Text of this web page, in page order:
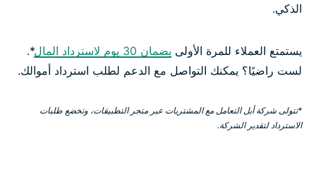
الذكي.
يستمتع العملاء للمرة الأولى بضمان 30 يوم لاسترداد المال
*.
لست راضيًا؟ يمكنك التواصل مع الدعم لطلب استرداد أموالك.
*تتولى شركة أبل التعامل مع المشتريات عبر متجر التطبيقات، وتخضع طلبات
الاسترداد لتقدير الشركة.